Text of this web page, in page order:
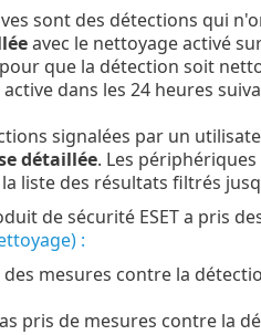
sont des détections qui
avec le nettoyage activé
que la détection soit
dans les 24 heures
signalées par un
détaillée. Les
liste des résultats filtrés
de sécurité ESET a pris
:
des mesures contre la
pris de mesures contre la